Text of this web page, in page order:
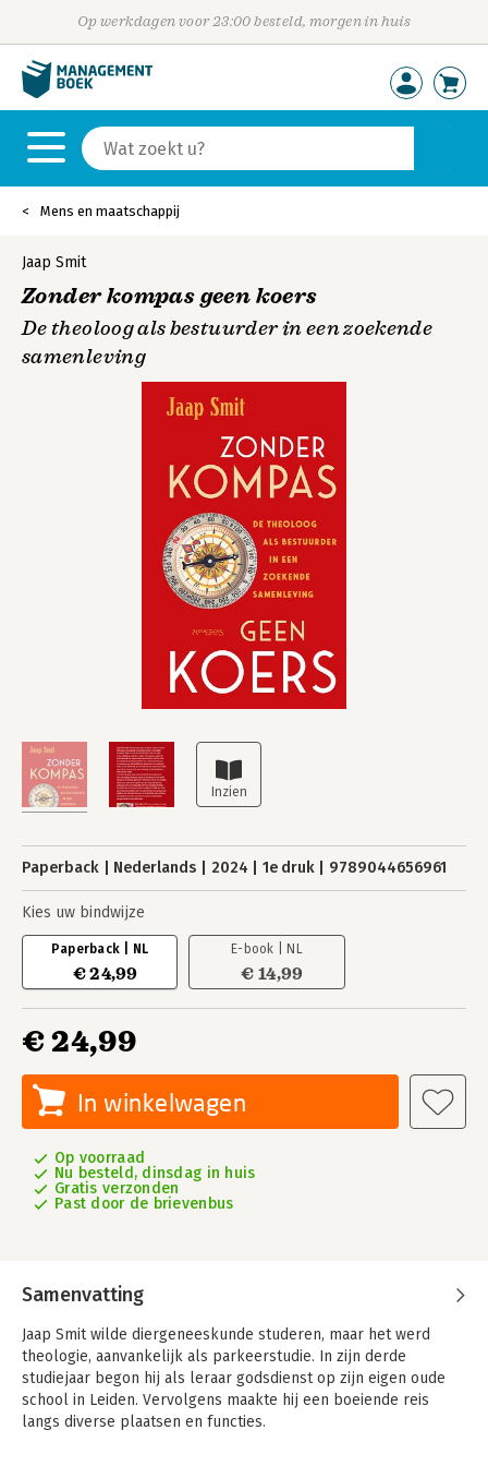
Op werkdagen voor 23:00 besteld, morgen in huis
Mens en maatschappij
Jaap Smit
Zonder kompas geen koers
De theoloog als bestuurder in een zoekende
samenleving
Paperback Nederlands 2024 1e druk 9789044656961
Kies uw bindwijze
Paperback | NL
€ 24,99
E-book | NL
€ 14,99
€ 24,99
In winkelwagen
Op voorraad
Nu besteld, dinsdag in huis
Gratis verzonden
Past door de brievenbus
Samenvatting
Jaap Smit wilde diergeneeskunde studeren, maar het werd
theologie, aanvankelijk als parkeerstudie. In zijn derde
studiejaar begon hij als leraar godsdienst op zijn eigen oude
school in Leiden. Vervolgens maakte hij een boeiende reis
langs diverse plaatsen en functies.